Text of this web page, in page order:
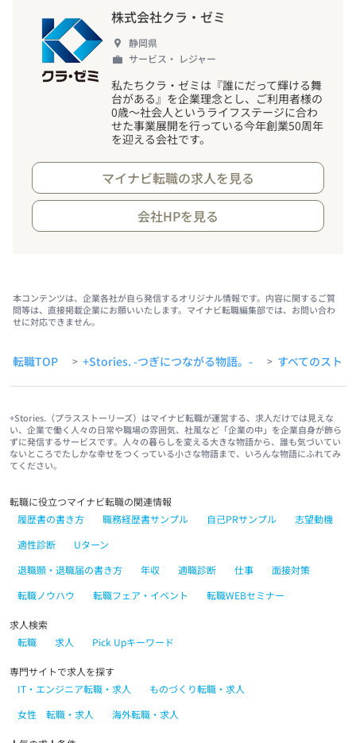
株式会社クラ・ゼミ
静岡県
サービス・ レジャー
私たちクラ・ゼミは『誰にだって輝ける舞
台がある』を企業理念とし、ご利用者様の
0歳～社会人というライフステージに合わ
せた事業展開を行っている今年創業50周年
を迎える会社です。
マイナビ転職の求人を見る
会社HPを見る
本コンテンツは、企業各社が自ら発信するオリジナル情報です。内容に関するご質
問等は、直接掲載企業にお願いいたします。マイナビ転職編集部では、お問い合わ
せに対応できません。
転職TOP > +Stories. -つぎにつながる物語。- > すべてのスト
+Stories.（プラスストーリーズ）はマイナビ転職が運営する、求人だけでは見えな
い、企業で働く人々の日常や職場の雰囲気、社風など「企業の中」を企業自身が飾ら
ずに発信するサービスです。人々の暮らしを変える大きな物語から、誰も気づいてい
ないところでたしかな幸せをつくっている小さな物語まで、いろんな物語にふれてみ
てください。
転職に役立つマイナビ転職の関連情報
履歴書の書き方
職務経歴書サンプル 自己PRサンプル
志望動機
適性診断
Uターン
退職願・退職届の書き方
年収 適職診断 仕事
面接対策
転職ノウハウ
転職フェア・イベント 転職WEBセミナー
求人検索
転職
求人 Pick Upキーワード
専門サイトで求人を探す
IT・エンジニア転職・求人
ものづくり転職・求人
女性 転職・求人
海外転職・求人